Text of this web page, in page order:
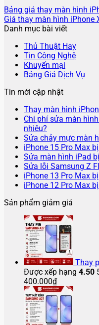
Bảng giá thay màn hình
Giá thay màn hình iPhone
Danh mục bài viết
Thủ Thuật Hay
Tin Công Nghệ
Khuyến mại
Bảng Giá Dịch Vụ
Tin mới cập nhật
Thay màn hình
Chi phí sửa màn
nhiêu?
có
bình
luận
ở
Chi
phí
màn
điện
thoại
iPhone
2025
bao
nhiêu?
Sửa chảy mực màn
iPhone 15 Pro Max
Sửa màn hình iPad
Sửa lỗi Samsung Z
iPhone 13 Pro Max
iPhone 12 Pro Max
Sản phẩm giảm giá
Thay
Được xếp hạng 4.50
400.000₫